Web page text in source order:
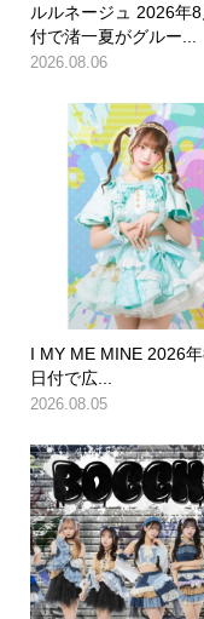
ルルネージュ 2026年8
付で渚一夏がグルー...
2026.08.06
I MY ME MINE 2026
日付で広...
2026.08.05